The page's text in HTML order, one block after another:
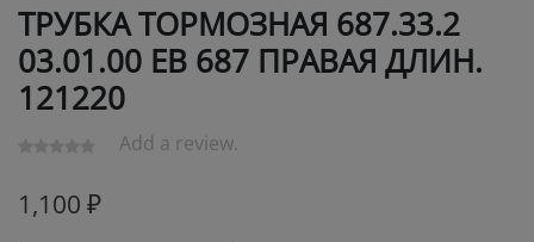
ТРУБКА ТОРМОЗНАЯ 687.33.2
03.01.00 ЕВ 687 ПРАВАЯ ДЛИН.
121220
Add a review.
1,100 ₽